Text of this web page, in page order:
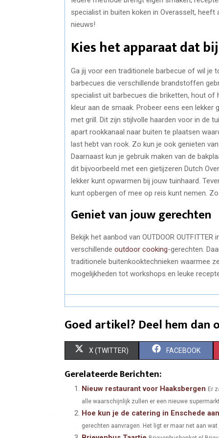
specialist in buiten koken in Overasselt,
nieuws!
Kies het apparaat dat
Ga jij voor een traditionele barbecue of wil je
barbecues die verschillende brandstoffen
specialist uit barbecues die briketten, hout
kleur aan de smaak. Probeer eens een
met grill. Dit zijn stijlvolle haarden voor in de
apart rookkanaal naar buiten te plaatsen
last hebt van rook. Zo kun je ook genieten
Daarnaast kun je gebruik maken van de
dit bijvoorbeeld met een gietijzeren Dutch
lekker kunt opwarmen bij jouw tuinhaard.
kunt opbergen of mee op reis kunt nemen.
Geniet van jouw gerechten
Bekijk het aanbod van OUTDOOR
verschillende outdoor cooking-gerechten.
traditionele buitenkooktechnieken waarmee
mogelijkheden tot workshops en leuke
Goed artikel? Deel hem dan
S
R
X (TWITTER) S
R
FACEBOOK
Gerelateerde Berichten:
Nieuw restaurant voor Haaksbergen Er
alle waarschijnlijk zullen er een nieuwe
Hoe kun je de catering in Enschede
gerechten aanvragen. Het ligt er maar net aan